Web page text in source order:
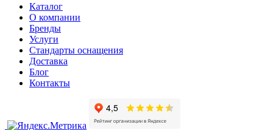
Каталог
О компании
Бренды
Услуги
Стандарты оснащения
Доставка
Блог
Контакты